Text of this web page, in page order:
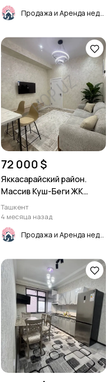
72 000 $
Яккасарайский район.
Массив Куш-Беги ЖК
"Vegas Tower".2/14/17. 36м²
Ташкент
4 месяца назад